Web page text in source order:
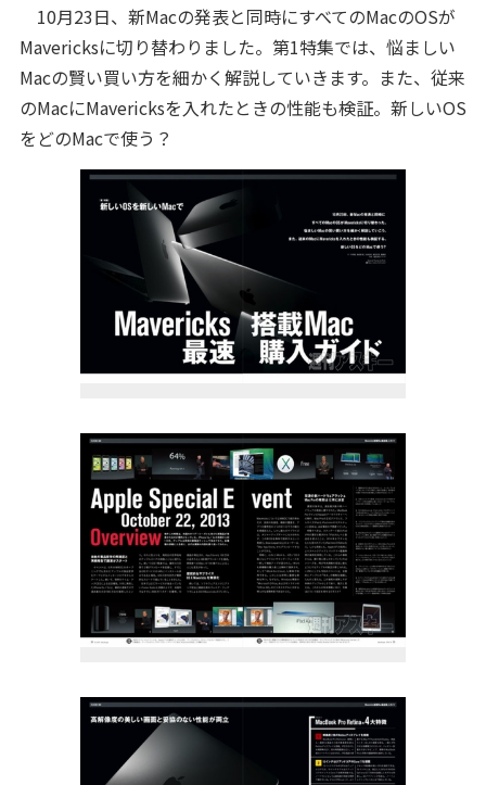
10月23日、新Macの発表と同時にすべてのMacのOSが
Mavericksに切り替わりました。第1特集では、悩ましい
Macの賢い買い方を細かく解説していきます。また、従来
のMacにMavericksを入れたときの性能も検証。新しいOS
をどのMacで使う？